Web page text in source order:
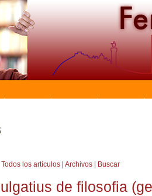
Todos los artículos| Archivos| Buscar
de filosofia